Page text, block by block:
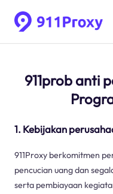
911prob anti
1. Kebijakan
911Proxy berkomitmen
pencucian uang dan
serta pembiayaan